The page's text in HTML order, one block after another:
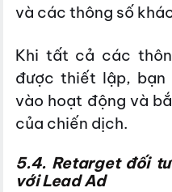
và các thông số
Khi tất cả các
được thiết lập, bạn
vào hoạt động và
của chiến dịch.
5.4. Retarget đối
với Lead Ad